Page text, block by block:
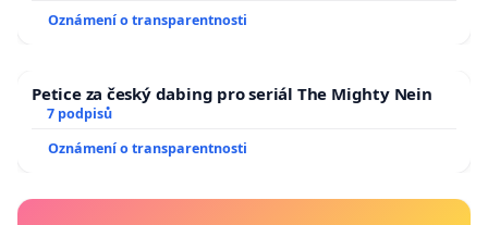
Oznámení o transparentnosti
Petice za český dabing pro seriál The Mighty Nein
7 podpisů
Oznámení o transparentnosti